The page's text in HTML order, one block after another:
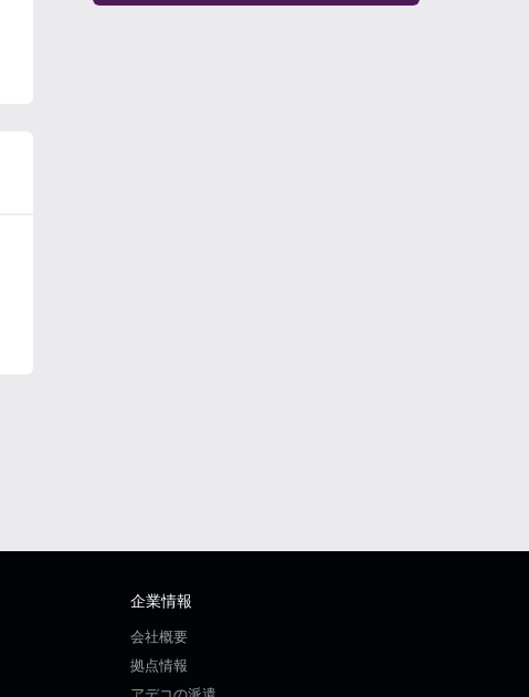
企業情報
会社概要
拠点情報